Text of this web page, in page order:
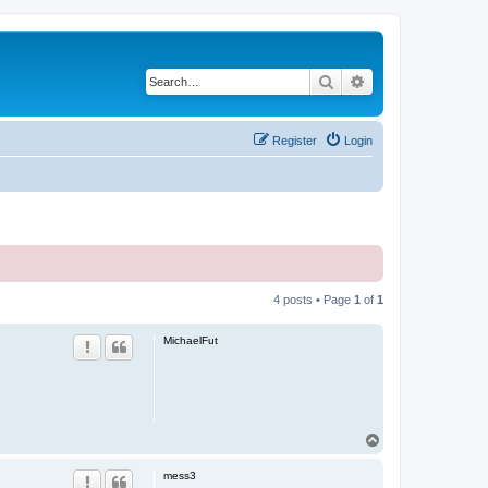
Search
Login
Register
4 posts • Page 1 of 1
MichaelFut
mess3